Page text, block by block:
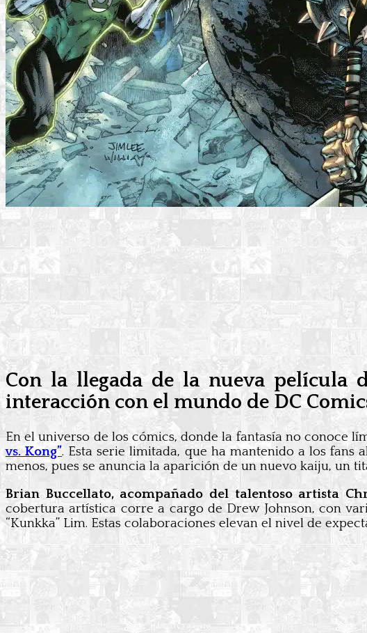
Con la llegada de la nueva película
interacción con el mundo de DC
En el universo de los cómics, donde la fantasía no conoce
vs. Kong”. Esta serie limitada, que ha mantenido a los fans
menos, pues se anuncia la aparición de un nuevo kaiju, un
Brian Buccellato, acompañado del talentoso artista
cobertura artística corre a cargo de Drew Johnson, con
“Kunkka” Lim. Estas colaboraciones elevan el nivel de